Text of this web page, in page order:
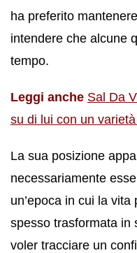
ha preferito
intendere che alcune
tempo.
Leggi anche Sal Da
su di lui con un
La sua posizione
necessariamente
un’epoca in cui la
spesso trasformata in
voler tracciare un